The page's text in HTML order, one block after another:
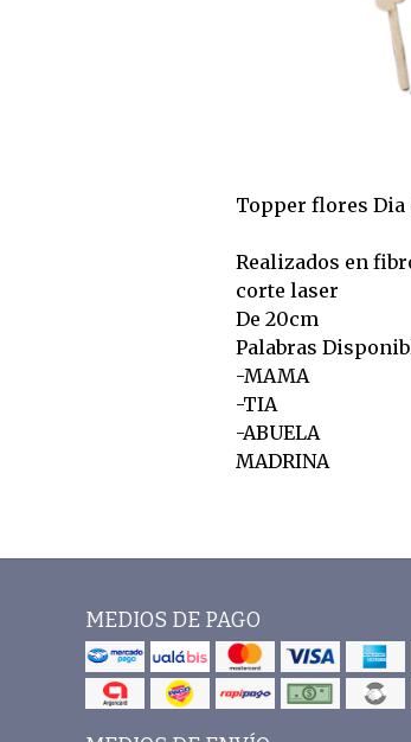
Topper flores Dia
Realizados en
corte laser
De 20cm
Palabras
-MAMA
-TIA
-ABUELA
MADRINA
MEDIOS DE PAGO